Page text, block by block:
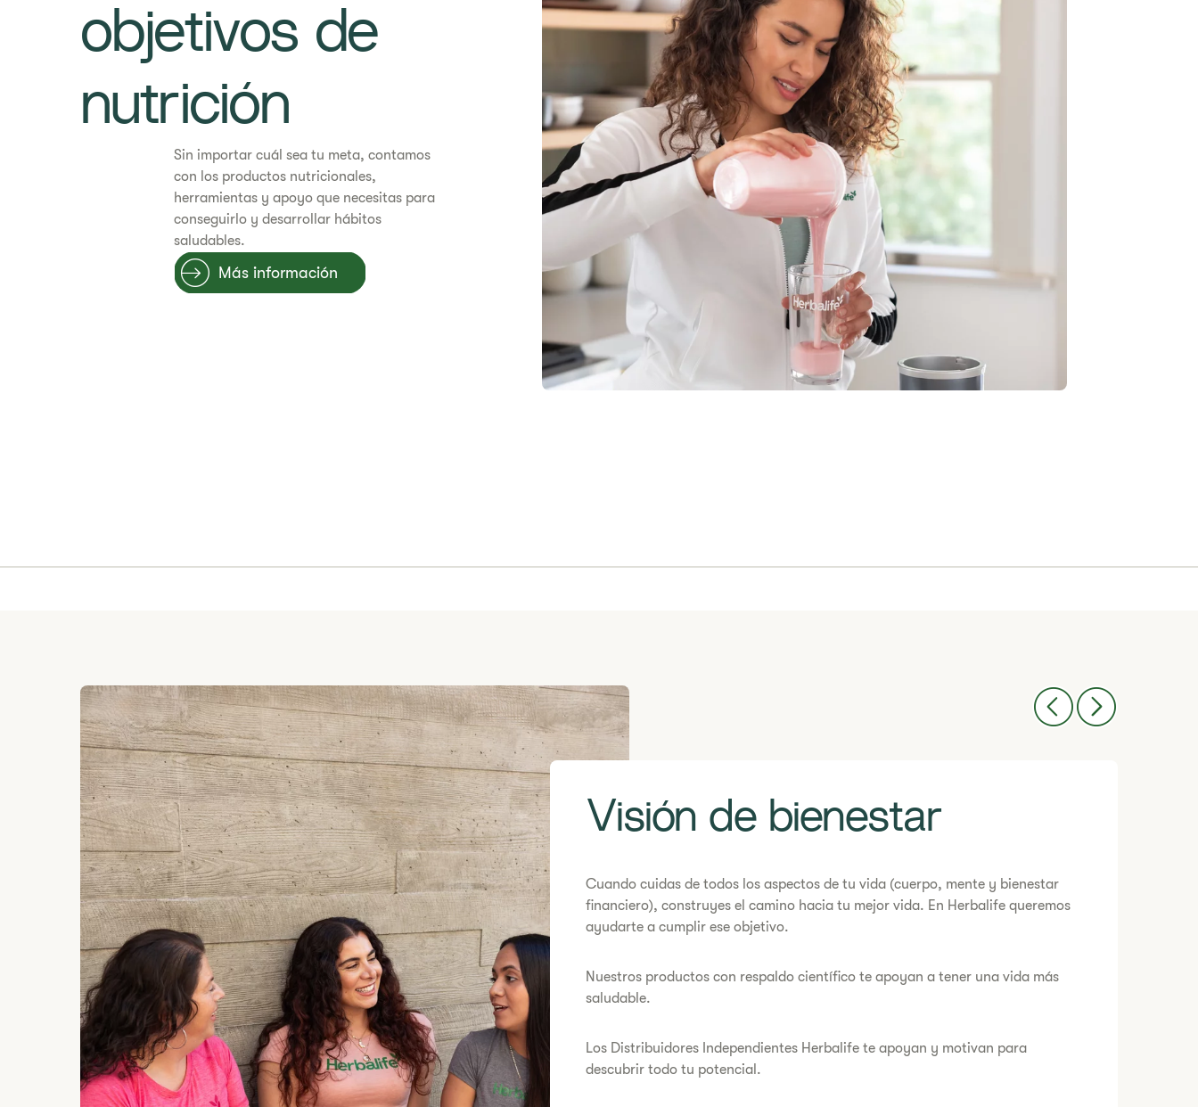
objetivos de
nutrición
​​​Sin importar cuál sea tu meta, contamos
con los productos nutricionales,
herramientas y apoyo que necesitas para
conseguirlo y desarrollar hábitos
saludables.
Más información
Visión de bienestar
​​​Cuando cuidas de todos los aspectos de tu vida (cuerpo, mente y bienestar
financiero), construyes el camino hacia tu mejor vida. En Herbalife queremos
ayudarte a cumplir ese objetivo.
​Nuestros productos con respaldo científico te apoyan a tener una vida más
saludable.
​Los Distribuidores Independientes Herbalife te apoyan y motivan para
descubrir todo tu potencial.